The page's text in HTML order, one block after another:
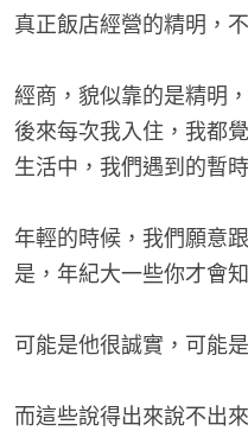
真正飯店經營的精明，
經商，貌似靠的是精明
後來每次我入住，我都
生活中，我們遇到的暫
年輕的時候，我們願意
是，年紀大一些你才會
可能是他很誠實，可能
而這些說得出來說不出